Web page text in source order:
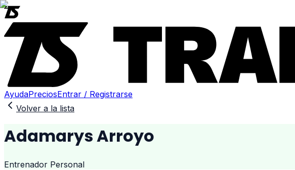
AyudaPreciosEntrar / Registrarse
Volver a la lista
Adamarys Arroyo
Entrenador Personal